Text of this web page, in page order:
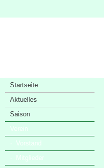
Startseite
Aktuelles
Saison
Verein
· Vorstand
· Mitglieder